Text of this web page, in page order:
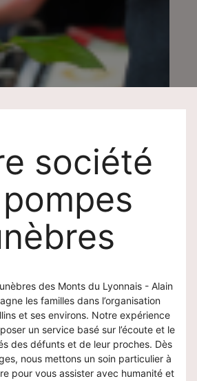
société
des Monts du Lyonnais - Alain
les familles dans l’organisation
et ses environs. Notre expérience
un service basé sur l’écoute et le
des défunts et de leur proches. Dès
nous mettons un soin particulier à
pour vous assister avec humanité et